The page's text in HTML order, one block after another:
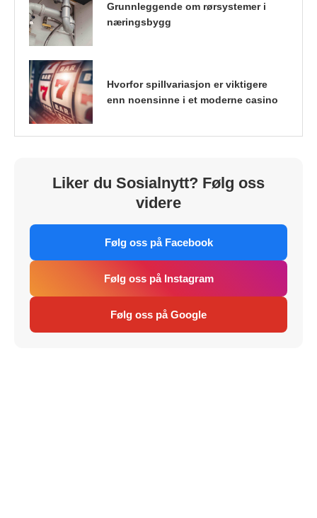
Grunnleggende om rørsystemer i
næringsbygg
Hvorfor spillvariasjon er viktigere
enn noensinne i et moderne casino
Liker du Sosialnytt? Følg oss
videre
Følg oss på Facebook
Følg oss på Instagram
Følg oss på Google